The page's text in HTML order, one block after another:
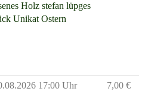
Holz stefan lüpges
Unikat Ostern
17:00 Uhr 7,00 €